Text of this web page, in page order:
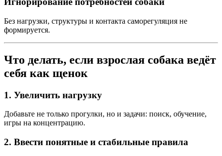
Без нагрузки, структуры и контакта саморегуляция не
формируется.
Что делать, если взрослая собака ведёт
себя как щенок
1. Увеличить нагрузку
Добавьте не только прогулки, но и задачи: поиск, обучение,
игры на концентрацию.
2. Ввести понятные и стабильные правила